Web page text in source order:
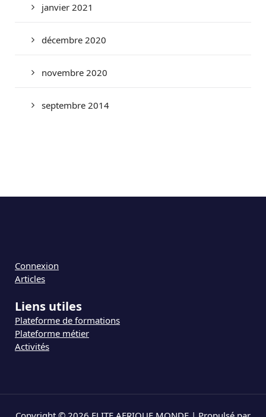
janvier 2021
décembre 2020
novembre 2020
septembre 2014
Connexion
Articles
Liens utiles
Plateforme de formations
Plateforme métier
Activités